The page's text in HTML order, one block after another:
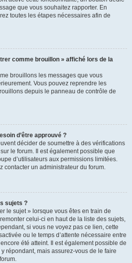
que vous souhaitez rapporter. En
toutes les étapes nécessaires afin de
comme brouillon » affiché lors de la
brouillons les messages que vous
Vous pouvez reprendre les
depuis le panneau de contrôle de
d’être approuvé ?
décider de soumettre à des vérifications
le forum. Il est également possible que
d’utilisateurs aux permissions limitées.
contacter un administrateur du forum.
sujets ?
le sujet » lorsque vous êtes en train de
celui-ci en haut de la liste des sujets,
si vous ne voyez pas ce lien, cette
ou le temps d’attente nécessaire entre
été atteint. Il est également possible de
répondant, mais assurez-vous de le faire